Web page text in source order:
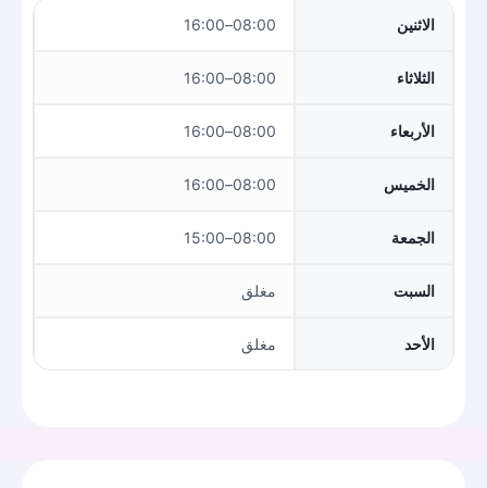
الاثنين 08:00–16:00
الثلاثاء 08:00–16:00
الأربعاء 08:00–16:00
الخميس 08:00–16:00
الجمعة 08:00–15:00
السبت مغلق
الأحد مغلق